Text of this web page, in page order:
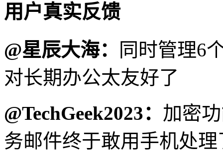
用户真实反馈
@星辰大海：
同时管理6
对长期办公太友好了
@TechGeek2023： 加密
务邮件终于敢用手机处理